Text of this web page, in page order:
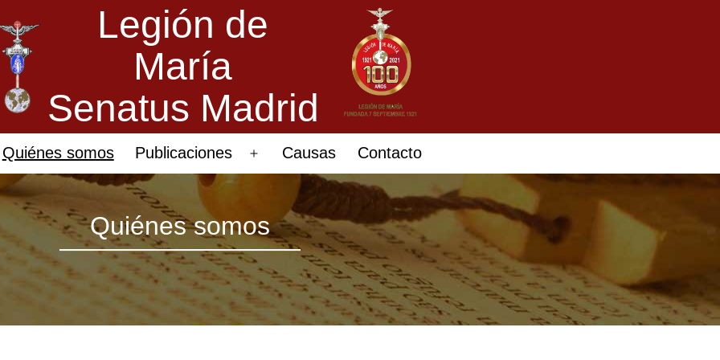
Legión de
María
Senatus Madrid
Quiénes somos Publicaciones
Abrir
menú
Causas Contacto
Quiénes somos